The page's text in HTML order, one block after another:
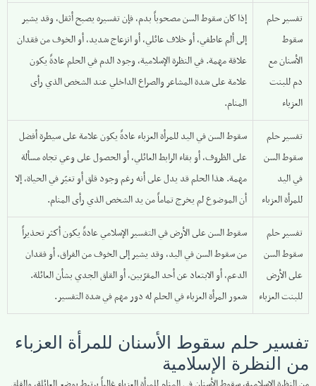
تفسير حلم
سقوط
الأسنان مع
دم للبنت
العزباء
إذا كان سقوط السن مصحوباً بدم، فإن تفسيره يصبح أثقل، وقد يشير
إلى ألم عاطفي، أو خلاف عائلي، أو انزعاج شديد، أو الخوف من فقدان
علاقة مهمة. في النظرة الإسلامية، وجود الدم في الحلم عادةً يكون
علامة على شدة المشاعر والصراع الداخلي عند الشخص الذي رأى
المنام.
تفسير حلم
سقوط السن
في اليد
للمرأة العزباء
سقوط السن في اليد للمرأة العزباء عادةً يكون علامة على سيطرة أفضل
على الظروف، أو بقاء الرابط العائلي، أو الحصول على وعي تجاه مسألة
مهمة. هذا الحلم قد يدل على أنه رغم وجود قلق أو تغيّر في الحياة، إلا
أن الموضوع لم يخرج تماماً من يد الشخص الذي رأى المنام.
تفسير حلم
سقوط السن
على الأرض
للبنت العزباء
سقوط السن على الأرض في التفسير الإسلامي عادةً يكون أكثر تحذيراً
من سقوط السن في اليد، وقد يشير إلى الخوف من الفراق، أو فقدان
الدعم، أو الابتعاد عن أحد المقرّبين، أو القلق الجدي بشأن العائلة.
شعور المرأة العزباء في الحلم له دور مهم في شدة التفسير.
تفسير حلم سقوط الأسنان للمرأة العزباء
من النظرة الإسلامية